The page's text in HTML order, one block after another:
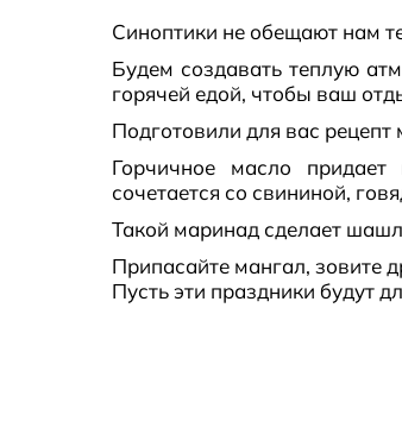
Синоптики не обещают нам
Будем создавать теплую
горячей едой, чтобы ваш
Подготовили для вас
Горчичное масло
сочетается со свининой,
Такой маринад сделает
Припасайте мангал, зовите
Пусть эти праздники будут